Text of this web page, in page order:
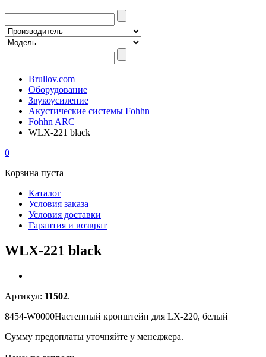
Brullov.com
Оборудование
Звукоусиление
Акустические системы Fohhn
Fohhn ARC
WLX-221 black
0
Корзина пуста
Каталог
Условия заказа
Условия доставки
Гарантия и возврат
WLX-221 black
Артикул: 11502.
8454-W0000Настенный кронштейн для LX-220, белый
Сумму предоплаты уточняйте у менеджера.